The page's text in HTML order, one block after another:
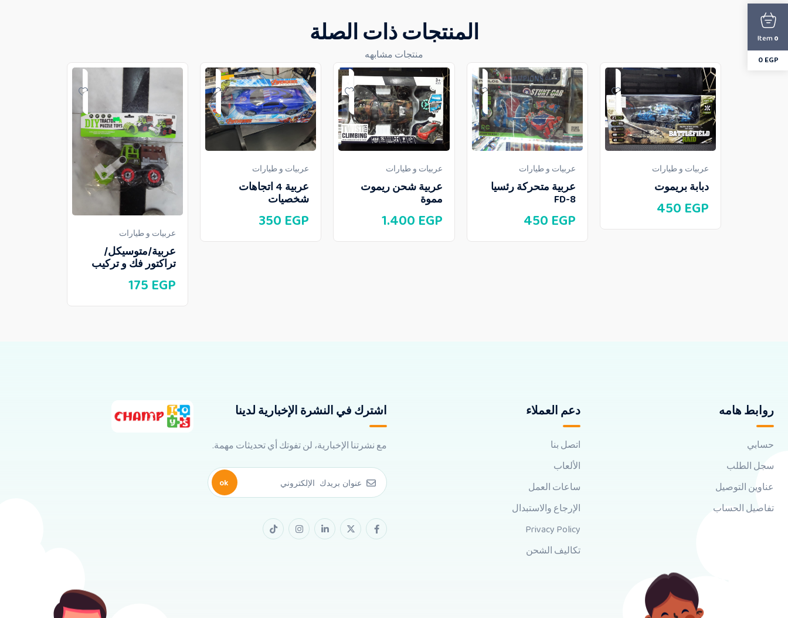
المنتجات ذات الصلة
منتجات مشابهه
عربيات و طيارات
دبابة بريموت
450 EGP
عربيات و طيارات
عربية متحركة رئسيا
FD-8
450 EGP
عربيات و طيارات
عربية شحن ريموت
مموة
1.400 EGP
عربيات و طيارات
عربية 4 اتجاهات
شخصيات
350 EGP
عربيات و طيارات
عربية/متوسيكل/
تراكتور فك و تركيب
175 EGP
روابط هامه
حسابي
سجل الطلب
عناوين التوصيل
تفاصيل الحساب
دعم العملاء
اتصل بنا
الألعاب
ساعات العمل
الإرجاع والاستبدال
Privacy Policy
تكاليف الشحن
اشترك في النشرة الإخبارية لدينا
مع نشرتنا الإخبارية، لن تفوتك أي تحديثات مهمة.
ok
0
Item
0EGP